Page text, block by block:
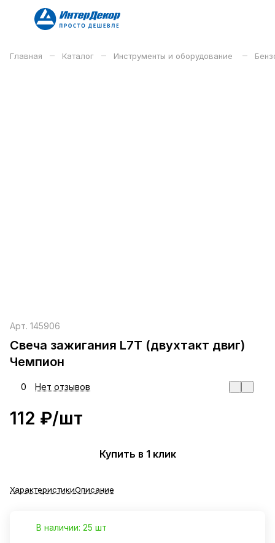
Главная – Каталог – Инструменты и оборудование –
Арт. 145906
Свеча зажигания L7T (двухтакт двиг)
Чемпион
0 Нет отзывов
112 ₽/шт
Купить в 1 клик
ХарактеристикиОписание
В наличии: 25 шт